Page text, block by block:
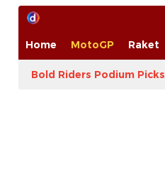
Home MotoGP Raket
Bold Riders Podium Picks